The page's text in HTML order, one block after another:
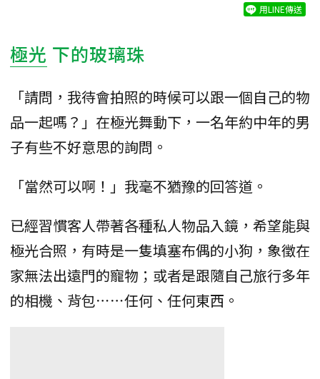
用LINE傳送
極光 下的玻璃珠
「請問，我待會拍照的時候可以跟一個自己的物
品一起嗎？」在極光舞動下，一名年約中年的男
子有些不好意思的詢問。
「當然可以啊！」我毫不猶豫的回答道。
已經習慣客人帶著各種私人物品入鏡，希望能與
極光合照，有時是一隻填塞布偶的小狗，象徵在
家無法出遠門的寵物；或者是跟隨自己旅行多年
的相機、背包⋯⋯任何、任何東西。